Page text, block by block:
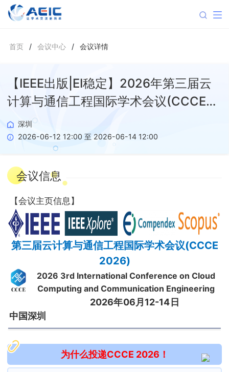
首页 / 会议中心 / 会议详情
【IEEE出版|EI稳定】2026年第三届云
计算与通信工程国际学术会议(CCCE
2026)
深圳
2026-06-12 12:00 至 2026-06-14 12:00
会议信息
【会议主页信息 】
第三届云计算与通信工程国际学术会议(CCCE
2026)
2026 3rd International Conference on Cloud
Computing and Communication Engineering
2026年06月12-14日
中国深圳
为什么投递CCCE 2026！